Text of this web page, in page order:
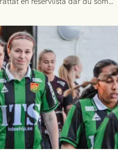
ditt intresse. Du kan
någon annan.